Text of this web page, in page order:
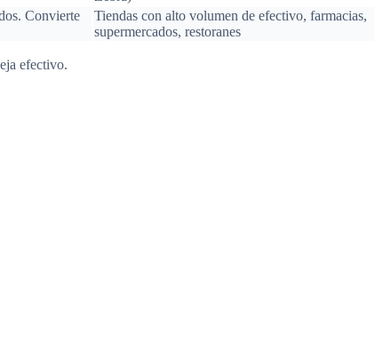
Convierte
Tiendas con alto volumen de efectivo, farmacias,
supermercados, restoranes
efectivo.